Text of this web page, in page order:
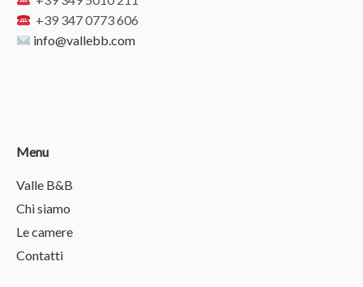
+39 347 0773 606
info@vallebb.com
Menu
Valle B&B
Chi siamo
Le camere
Contatti